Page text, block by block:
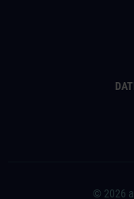
© 2026